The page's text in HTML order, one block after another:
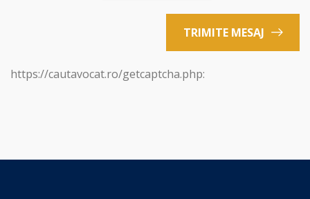
TRIMITE MESAJ
https://cautavocat.ro/getcaptcha.php: